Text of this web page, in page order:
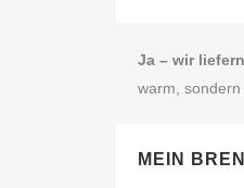
Ja – wir
warm, sondern
MEIN